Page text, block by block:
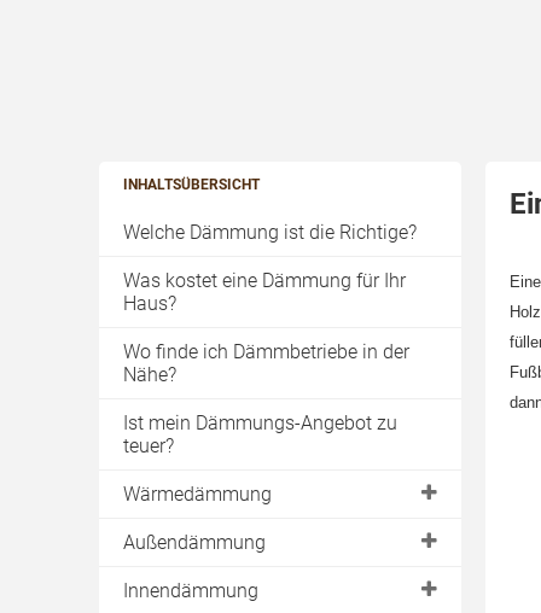
INHALTSÜBERSICHT
Welche Dämmung ist die Richtige?
Was kostet eine Dämmung für Ihr
Haus?
Wo finde ich Dämmbetriebe in der
Nähe?
Ist mein Dämmungs-Angebot zu
teuer?
Wärmedämmung
Gebäudeenergiegesetz
EnEV Vorgaben
Außendämmung
Dach
Innendämmung